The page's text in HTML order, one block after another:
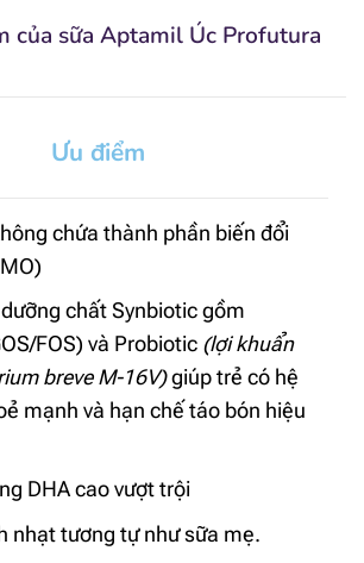
của sữa Aptamil Úc Profutura
Ưu điểm
chứa thành phần biến đổi
chất Synbiotic gồm
FOS) và Probiotic (lợi khuẩn
breve M-16V)giúp trẻ có hệ
mạnh và hạn chế táo bón hiệu
DHA cao vượt trội
nhạt tương tự như sữa mẹ.